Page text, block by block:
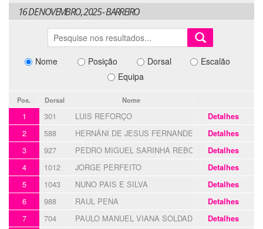
16 DE NOVEMBRO, 2025 - BARREIRO
Nome Posição Dorsal
Escalão
Equipa
Pos. Dorsal Nome
1 301 LUIS REFORÇO Detalhes
2 588 HERNÂNI DE JESUS FERNANDES Detalhes
3 927 PEDRO MIGUEL SARINHA REBOLA Detalhes
4 1012 JORGE PERFEITO Detalhes
5 1043 NUNO PAIS E SILVA Detalhes
6 988 RAUL PENA Detalhes
7 704 PAULO MANUEL VIANA SOLDADO Detalhes